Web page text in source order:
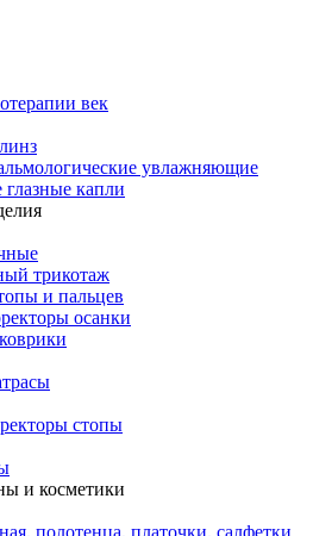
век
увлажняющие
капли
трикотаж
и пальцев
осанки
стопы
и косметики
полотенца, платочки, салфетки